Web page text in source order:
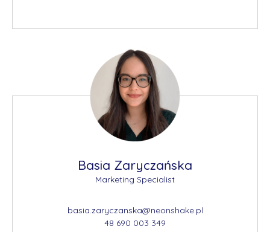
Basia Zaryczańska
Marketing Specialist
basia.zaryczanska@neonshake.pl
48 690 003 349